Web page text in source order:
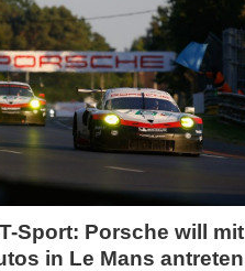
Sport: Porsche will mit
in Le Mans antreten